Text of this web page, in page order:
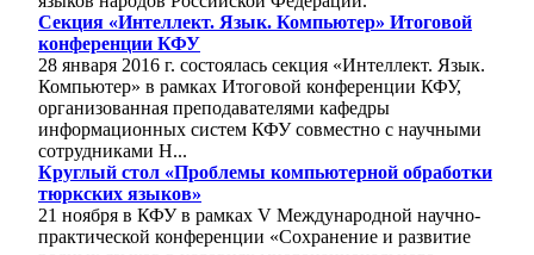
Секция «Интеллект. Язык. Компьютер» Итоговой
конференции КФУ
28 января 2016 г. состоялась секция «Интеллект. Язык.
Компьютер» в рамках Итоговой конференции КФУ,
организованная преподавателями кафедры
информационных систем КФУ совместно с научными
сотрудниками Н...
Круглый стол «Проблемы компьютерной обработки
тюркских языков»
21 ноября в КФУ в рамках V Международной научно-
практической конференции «Сохранение и развитие